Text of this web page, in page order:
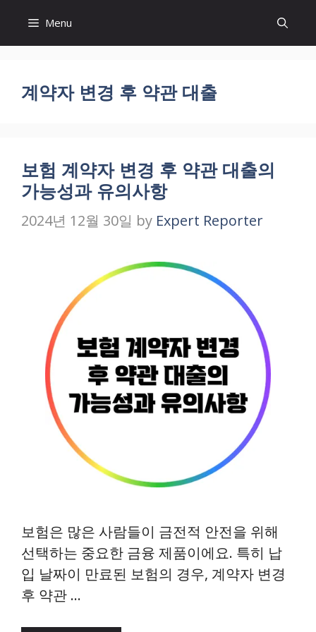
content
Menu
계약자 변경 후 약관 대출
보험 계약자 변경 후 약관 대출의
가능성과 유의사항
2024년 12월 30일 by Expert Reporter
보험은 많은 사람들이 금전적 안전을 위해
선택하는 중요한 금융 제품이에요. 특히 납
입 날짜이 만료된 보험의 경우, 계약자 변경
후 약관 …